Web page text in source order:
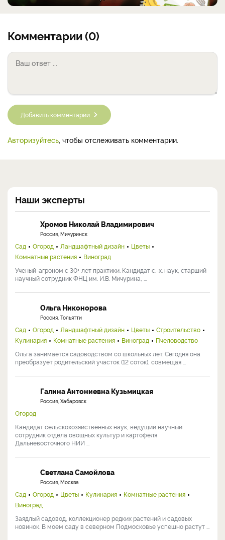
Комментарии (0)
Добавить комментарий
Авторизуйтесь, чтобы отслеживать комментарии.
Наши эксперты
Хромов Николай Владимирович
Россия, Мичуринск
Сад Огород Ландшафтный дизайн
Цветы
Комнатные растения
Виноград
Ученый-агроном с 30+ лет практики. Кандидат с.-х. наук, старший
научный сотрудник ФНЦ им. И.В. Мичурина, ...
Ольга Никонорова
Россия, Тольятти
Сад Огород Ландшафтный дизайн Цветы
Строительство
Кулинария
Комнатные растения Виноград
Пчеловодство
Ольга занимается садоводством со школьных лет. Сегодня она
преобразует родительский участок (12 соток), совмещая ...
Галина Антониевна Кузьмицкая
Россия, Хабаровск
Огород
Кандидат сельскохозяйственных наук, ведущий научный
сотрудник отдела овощных культур и картофеля
Дальневосточного НИИ ...
Светлана Самойлова
Россия, Москва
Сад Огород Цветы Кулинария
Комнатные растения
Виноград
Заядлый садовод, коллекционер редких растений и садовых
новинок. В моем саду в северном Подмосковье успешно растут ...